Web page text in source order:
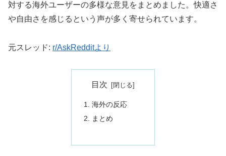
対する海外ユーザーの多様な意見をまとめました。快適さ
や自由さを感じるという声が多く寄せられています。
元スレッド: r/AskRedditより
目次
海外の反応
まとめ